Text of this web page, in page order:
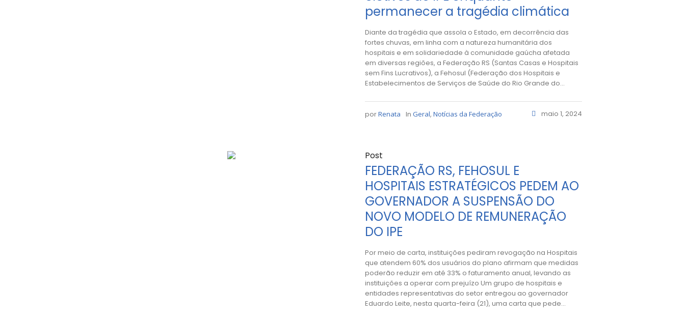
permanecer a tragédia climática
Diante da tragédia que assola o Estado, em decorrência das
fortes chuvas, em linha com a natureza humanitária dos
hospitais e em solidariedade à comunidade gaúcha afetada
em diversas regiões, a Federação RS (Santas Casas e Hospitais
sem Fins Lucrativos), a Fehosul (Federação dos Hospitais e
Estabelecimentos de Serviços de Saúde do Rio Grande do...
maio 1, 2024
porRenata In Geral, Notícias da Federação
Post
FEDERAÇÃO RS, FEHOSUL E
HOSPITAIS ESTRATÉGICOS PEDEM AO
GOVERNADOR A SUSPENSÃO DO
NOVO MODELO DE REMUNERAÇÃO
DO IPE
Por meio de carta, instituições pediram revogação na Hospitais
que atendem 60% dos usuários do plano afirmam que medidas
poderão reduzir em até 33% o faturamento anual, levando as
instituições a operar com prejuízo Um grupo de hospitais e
entidades representativas do setor entregou ao governador
Eduardo Leite, nesta quarta-feira (21), uma carta que pede...